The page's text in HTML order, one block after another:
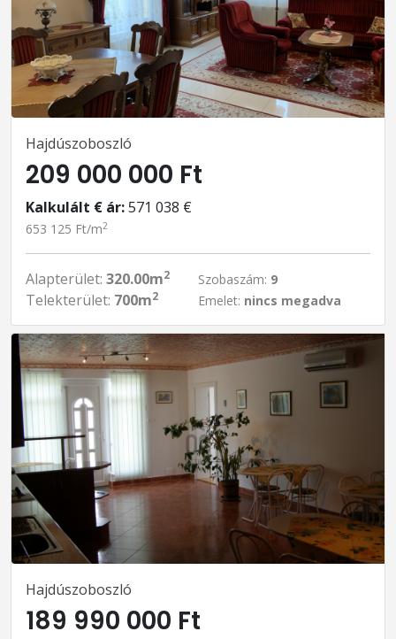
Hajdúszoboszló
209 000 000 Ft
Kalkulált € ár:571 038 €
653 125 Ft/m2
Alapterület: 320.00m2
Telekterület: 700m2
Szobaszám: 9
Emelet: nincs megadva
Hajdúszoboszló
189 990 000 Ft